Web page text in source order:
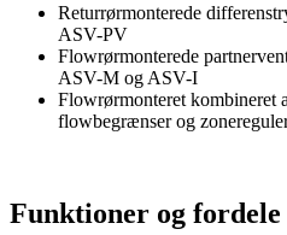
Returrørmonterede
ASV-PV
Flowrørmonterede
ASV-M og ASV-I
Flowrørmonteret kombineret
flowbegrænser og
Funktioner og fordele